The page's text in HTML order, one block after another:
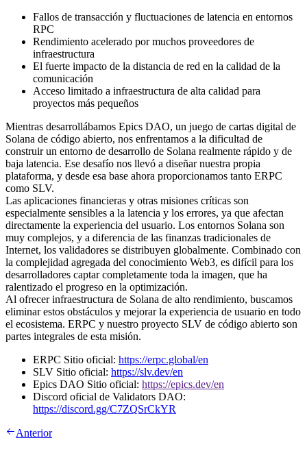
Fallos de transacción y fluctuaciones de latencia en entornos
RPC
Rendimiento acelerado por muchos proveedores de
infraestructura
El fuerte impacto de la distancia de red en la calidad de la
comunicación
Acceso limitado a infraestructura de alta calidad para
proyectos más pequeños
Mientras desarrollábamos Epics DAO, un juego de cartas digital de
Solana de código abierto, nos enfrentamos a la dificultad de
construir un entorno de desarrollo de Solana realmente rápido y de
baja latencia. Ese desafío nos llevó a diseñar nuestra propia
plataforma, y desde esa base ahora proporcionamos tanto ERPC
como SLV.
Las aplicaciones financieras y otras misiones críticas son
especialmente sensibles a la latencia y los errores, ya que afectan
directamente la experiencia del usuario. Los entornos Solana son
muy complejos, y a diferencia de las finanzas tradicionales de
Internet, los validadores se distribuyen globalmente. Combinado con
la complejidad agregada del conocimiento Web3, es difícil para los
desarrolladores captar completamente toda la imagen, que ha
ralentizado el progreso en la optimización.
Al ofrecer infraestructura de Solana de alto rendimiento, buscamos
eliminar estos obstáculos y mejorar la experiencia de usuario en todo
el ecosistema. ERPC y nuestro proyecto SLV de código abierto son
partes integrales de esta misión.
ERPC Sitio oficial: https://erpc.global/en
SLV Sitio oficial: https://slv.dev/en
Epics DAO Sitio oficial: https://epics.dev/en
Discord oficial de Validators DAO:
https://discord.gg/C7ZQSrCkYR
Anterior